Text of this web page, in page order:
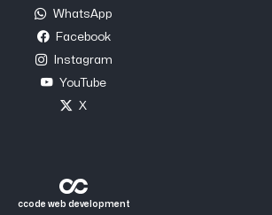
WhatsApp
Facebook
Instagram
YouTube
X
ccode web development